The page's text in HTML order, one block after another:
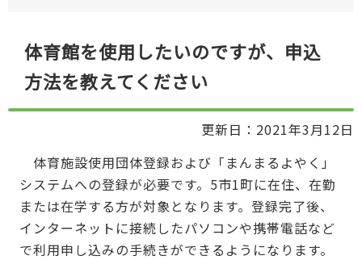
体育館を使用したいのですが、申込
方法を教えてください
更新日：2021年3月12日
体育施設使用団体登録および「まんまるよやく」
システムへの登録が必要です。5市1町に在住、在勤
または在学する方が対象となります。登録完了後、
インターネットに接続したパソコンや携帯電話など
で利用申し込みの手続きができるようになります。